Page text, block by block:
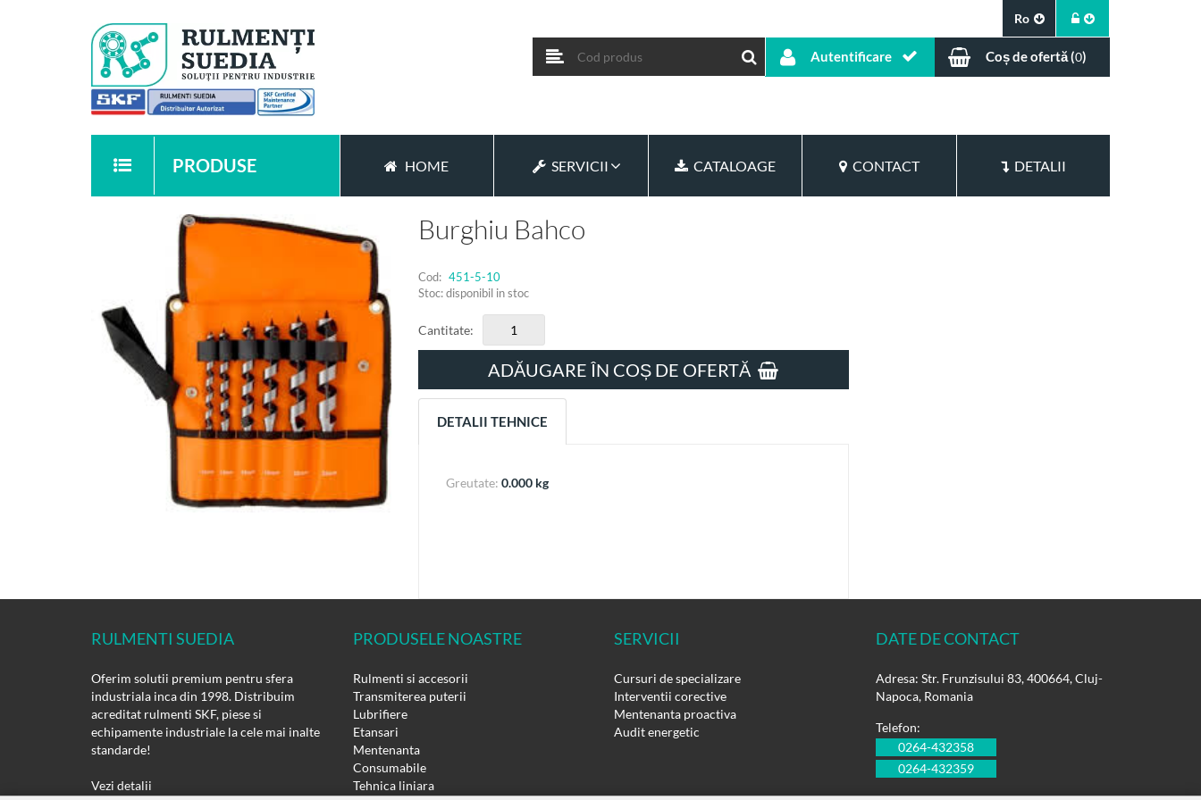
Ro
Autentificare Coș de ofertă (0)
PRODUSE HOME SERVICII CATALOAGE CONTACT DETALII
Burghiu Bahco
Cod: 451-5-10
Stoc: disponibil in stoc
Cantitate:
ADĂUGARE ÎN COȘ DE OFERTĂ
DETALII TEHNICE
Greutate: 0.000 kg
RULMENTI SUEDIA
Oferim solutii premium pentru sfera
industriala inca din 1998. Distribuim
acreditat rulmenti SKF, piese si
echipamente industriale la cele mai inalte
standarde!
Vezi detalii
PRODUSELE NOASTRE
Rulmenti si accesorii
Transmiterea puterii
Lubrifiere
Etansari
Mentenanta
Consumabile
Tehnica liniara
SERVICII
Cursuri de specializare
Interventii corective
Mentenanta proactiva
Audit energetic
DATE DE CONTACT
Adresa: Str. Frunzisului 83, 400664, Cluj-
Napoca, Romania
Telefon:
0264-432358
0264-432359